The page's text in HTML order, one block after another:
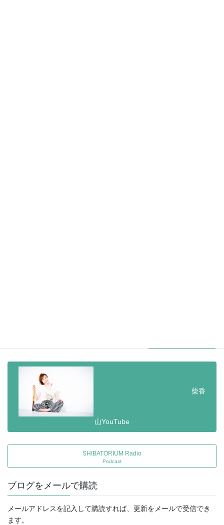
柴香
山YouTube
SHIBATORIUM Radio
Podcast
ブログをメールで購読
メールアドレスを記入して購読すれば、更新をメールで受信でき
ます。